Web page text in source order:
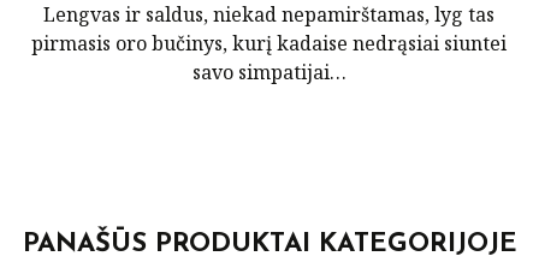
Lengvas ir saldus, niekad nepamirštamas, lyg tas
pirmasis oro bučinys, kurį kadaise nedrąsiai siuntei
savo simpatijai…
NAVIGATION
PANAŠŪS PRODUKTAI KATEGORIJOJE